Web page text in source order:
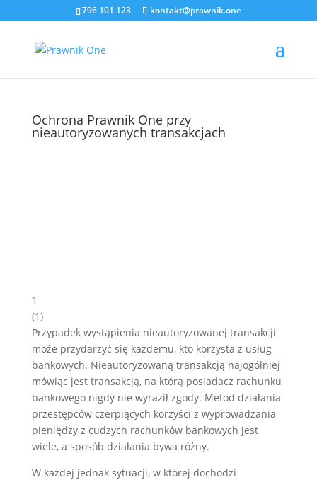
796 101 123 kontakt@prawnik.one
Ochrona Prawnik One przy
nieautoryzowanych transakcjach
1
(1)
Przypadek wystąpienia nieautoryzowanej transakcji
może przydarzyć się każdemu, kto korzysta z usług
bankowych. Nieautoryzowaną transakcją najogólniej
mówiąc jest transakcją, na którą posiadacz rachunku
bankowego nigdy nie wyraził zgody. Metod działania
przestępców czerpiących korzyści z wyprowadzania
pieniędzy z cudzych rachunków bankowych jest
wiele, a sposób działania bywa różny.
W każdej jednak sytuacji, w której dochodzi